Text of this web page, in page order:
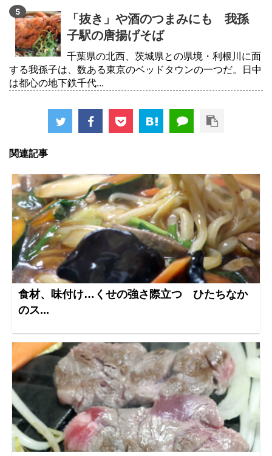
「抜き」や酒のつまみにも 我孫
子駅の唐揚げそば
千葉県の北西、茨城県との県境・利根川に面
する我孫子は、数ある東京のベッドタウンの一つだ。日中
は都心の地下鉄千代...
関連記事
食材、味付け…くせの強さ際立つ ひたちなか
のス...